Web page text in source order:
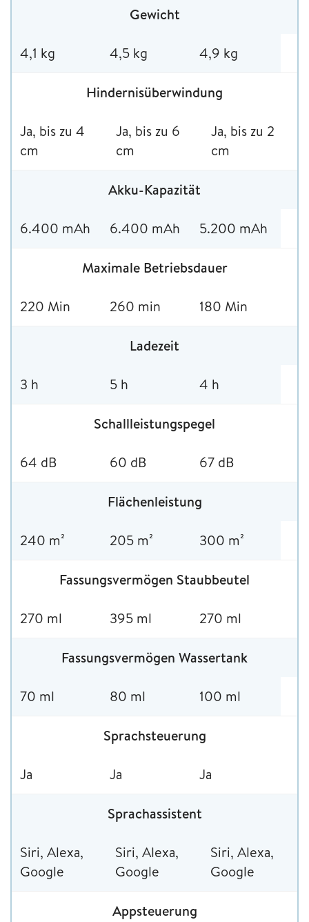
Gewicht
4,1 kg 4,5 kg 4,9 kg
Hindernisüberwindung
Ja, bis zu 4
cm
Ja, bis zu 6
cm
Ja, bis zu 2
cm
Akku-Kapazität
6.400 mAh 6.400 mAh 5.200 mAh
Maximale Betriebsdauer
220 Min 260 min 180 Min
Ladezeit
3 h 5 h 4 h
Schallleistungspegel
64 dB 60 dB 67 dB
Flächenleistung
240 m² 205 m² 300 m²
Fassungsvermögen Staubbeutel
270 ml 395 ml 270 ml
Fassungsvermögen Wassertank
70 ml 80 ml 100 ml
Sprachsteuerung
Ja Ja Ja
Sprachassistent
Siri, Alexa,
Google
Siri, Alexa,
Google
Siri, Alexa,
Google
Appsteuerung